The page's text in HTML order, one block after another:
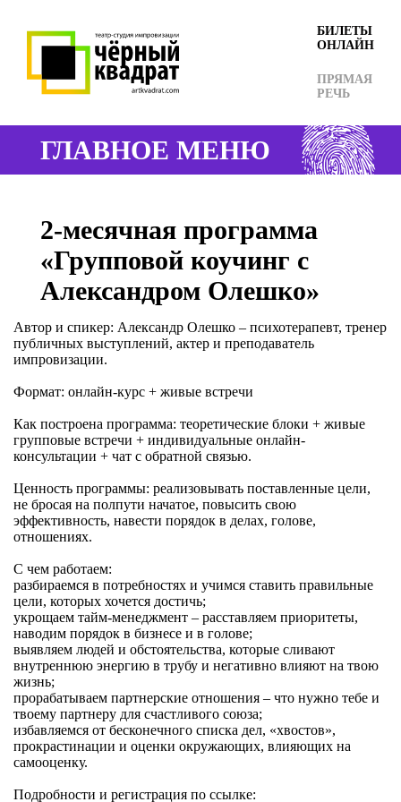
БИЛЕТЫ
ОНЛАЙН
ПРЯМАЯ
РЕЧЬ
ГЛАВНОЕ МЕНЮ
2-месячная программа
«Групповой коучинг с
Александром Олешко»
Автор и спикер: Александр Олешко – психотерапевт, тренер
публичных выступлений, актер и преподаватель
импровизации.
Формат: онлайн-курс + живые встречи
Как построена программа: теоретические блоки + живые
групповые встречи + индивидуальные онлайн-
консультации + чат с обратной связью.
Ценность программы: реализовывать поставленные цели,
не бросая на полпути начатое, повысить свою
эффективность, навести порядок в делах, голове,
отношениях.
С чем работаем:
разбираемся в потребностях и учимся ставить правильные
цели, которых хочется достичь;
укрощаем тайм-менеджмент – расставляем приоритеты,
наводим порядок в бизнесе и в голове;
выявляем людей и обстоятельства, которые сливают
внутреннюю энергию в трубу и негативно влияют на твою
жизнь;
прорабатываем партнерские отношения – что нужно тебе и
твоему партнеру для счастливого союза;
избавляемся от бесконечного списка дел, «хвостов»,
прокрастинации и оценки окружающих, влияющих на
самооценку.
Подробности и регистрация по ссылке: